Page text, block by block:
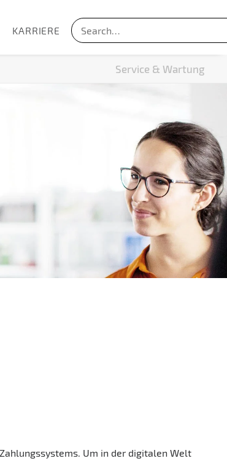
KARRIERE
Service & Wartung
Um in der digitalen Welt